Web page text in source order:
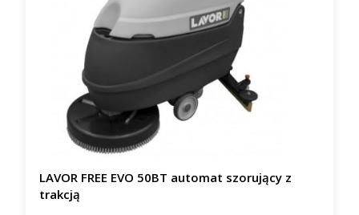
LAVOR FREE EVO 50BT automat szorujący z
trakcją